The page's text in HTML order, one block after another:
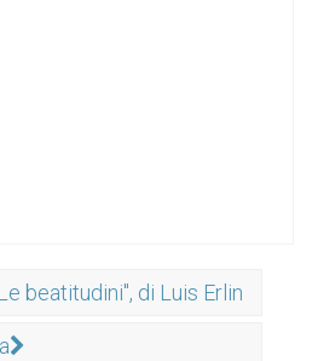
beatitudini", di Luis Erlin